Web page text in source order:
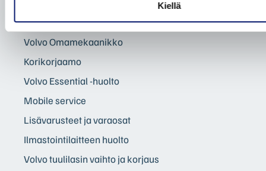
Kiellä
VOLVO HUOLTOPALVELUT
Volvo Omamekaanikko
Korikorjaamo
Volvo Essential -huolto
Mobile service
Lisävarusteet ja varaosat
Ilmastointilaitteen huolto
Volvo tuulilasin vaihto ja korjaus